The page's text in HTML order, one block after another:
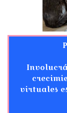
virtuales